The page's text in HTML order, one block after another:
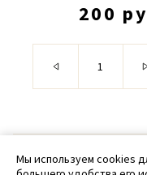
200
©
Мы используем cookies